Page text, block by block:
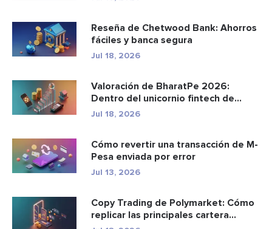
Reseña de Chetwood Bank: Ahorros
fáciles y banca segura
Jul 18, 2026
Valoración de BharatPe 2026:
Dentro del unicornio fintech de
2.85...
Jul 18, 2026
Cómo revertir una transacción de M-
Pesa enviada por error
Jul 13, 2026
Copy Trading de Polymarket: Cómo
replicar las principales cartera...